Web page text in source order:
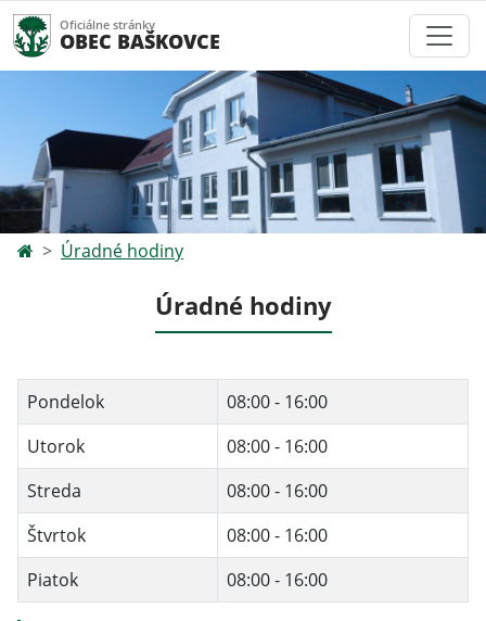
Oficiálne stránky
OBEC BAŠKOVCE
Úradné hodiny
Úradné hodiny
Pondelok
08:00 - 16:00
Utorok
08:00 - 16:00
Streda
08:00 - 16:00
Štvrtok
08:00 - 16:00
Piatok
08:00 - 16:00